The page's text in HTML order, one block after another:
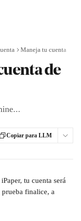
Maneja tu cuenta
de
Copiar para LLM
tu cuenta será
finalice, a